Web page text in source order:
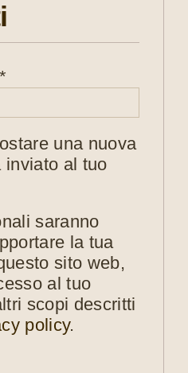
*
una nuova
inviato al tuo
saranno
la tua
sito web,
al tuo
scopi descritti
policy.